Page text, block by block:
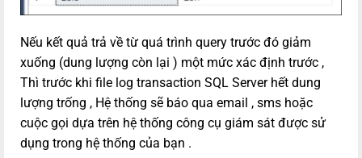
Nếu kết quả trả về từ quá trình query trước đó giảm
xuống (dung lượng còn lại ) một mức xác định trước ,
Thì trước khi file log transaction SQL Server hết dung
lượng trống , Hệ thống sẽ báo qua email , sms hoặc
cuộc gọi dựa trên hệ thống công cụ giám sát được sử
dụng trong hệ thống của bạn .